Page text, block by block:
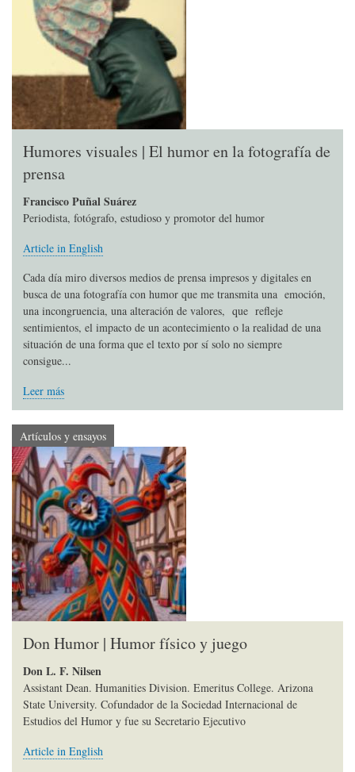
Humores visuales | El humor en la fotografía de
prensa
Francisco Puñal Suárez
Periodista, fotógrafo, estudioso y promotor del humor
Article in English
Cada día miro diversos medios de prensa impresos y digitales en
busca de una fotografía con humor que me transmita una emoción,
una incongruencia, una alteración de valores, que refleje
sentimientos, el impacto de un acontecimiento o la realidad de una
situación de una forma que el texto por sí solo no siempre
consigue...
Leer más
Artículos y ensayos
Don Humor | Humor físico y juego
Don L. F. Nilsen
Assistant Dean. Humanities Division. Emeritus College. Arizona
State University. Cofundador de la Sociedad Internacional de
Estudios del Humor y fue su Secretario Ejecutivo
Article in English